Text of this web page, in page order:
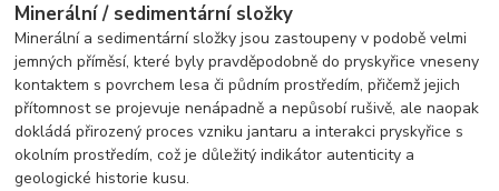
Minerální / sedimentární složky
Minerální a sedimentární složky jsou zastoupeny v podobě velmi
jemných příměsí, které byly pravděpodobně do pryskyřice vneseny
kontaktem s povrchem lesa či půdním prostředím, přičemž jejich
přítomnost se projevuje nenápadně a nepůsobí rušivě, ale naopak
dokládá přirozený proces vzniku jantaru a interakci pryskyřice s
okolním prostředím, což je důležitý indikátor autenticity a
geologické historie kusu.